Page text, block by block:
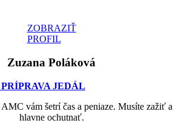
ZOBRAZIŤ
PROFIL
Zuzana Poláková
JEDÁL
vám šetrí čas a peniaze. Musíte zažiť a
hlavne ochutnať.